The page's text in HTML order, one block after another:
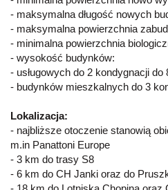
- maksymalna długość nowych
- maksymalna powierzchnia
- minimalna powierzchnia
- wysokość budynków:
- usługowych do 2 kondygnacji do
- budynków mieszkalnych do 3
Lokalizacja:
- najbliższe otoczenie stanowią
m.in Panattoni Europe
- 3 km do trasy S8
- 6 km do CH Janki oraz do